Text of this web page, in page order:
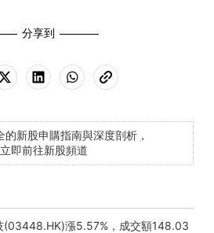
分享到
的新股申購指南與深度剖析，
即前往新股頻道
(03448.HK)漲5.57%，成交額148.03